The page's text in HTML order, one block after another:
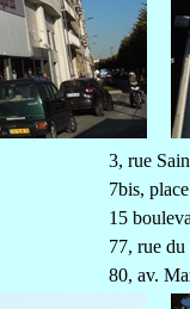
3, rue
7bis,
15
77, rue du
80, av.